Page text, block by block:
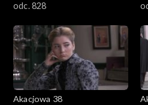
odc. 828
Akacjowa 38